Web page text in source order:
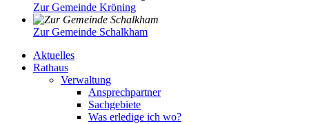
Zur Gemeinde Kröning
Zur Gemeinde Schalkham
Aktuelles
Rathaus
Verwaltung
Ansprechpartner
Sachgebiete
Was erledige ich wo?